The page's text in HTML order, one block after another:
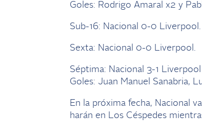
Goles: Rodrigo Amaral x2 y
Sub-16: Nacional 0-0 Liverpool.
Sexta: Nacional 0-0 Liverpool.
Séptima: Nacional 3-1 Liverpool
Goles: Juan Manuel Sanabria,
En la próxima fecha, Nacional
harán en Los Céspedes